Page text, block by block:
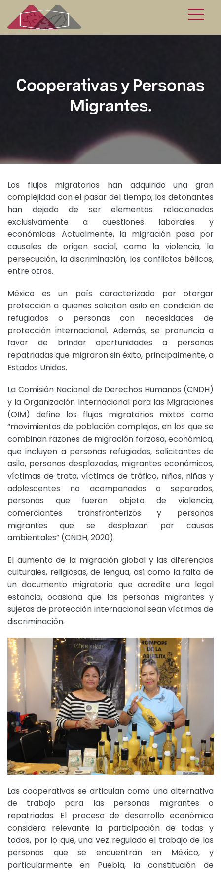
Cooperativas y Personas
Migrantes.
Los flujos migratorios han adquirido una gran
complejidad con el pasar del tiempo; los detonantes
han dejado de ser elementos relacionados
exclusivamente a cuestiones laborales y
económicas. Actualmente, la migración pasa por
causales de origen social, como la violencia, la
persecución, la discriminación, los conflictos bélicos,
entre otros.
México es un país caracterizado por otorgar
protección a quienes solicitan asilo en condición de
refugiados o personas con necesidades de
protección internacional. Además, se pronuncia a
favor de brindar oportunidades a personas
repatriadas que migraron sin éxito, principalmente, a
Estados Unidos.
La Comisión Nacional de Derechos Humanos (CNDH)
y la Organización Internacional para las Migraciones
(OIM) define los flujos migratorios mixtos como
“movimientos de población complejos, en los que se
combinan razones de migración forzosa, económica,
que incluyen a personas refugiadas, solicitantes de
asilo, personas desplazadas, migrantes económicos,
víctimas de trata, víctimas de tráfico, niños, niñas y
adolescentes no acompañados o separados,
personas que fueron objeto de violencia,
comerciantes transfronterizos y personas
migrantes que se desplazan por causas
ambientales” (CNDH, 2020).
El aumento de la migración global y las diferencias
culturales, religiosas, de lengua, así como la falta de
un documento migratorio que acredite una legal
estancia, ocasiona que las personas migrantes y
sujetas de protección internacional sean víctimas de
discriminación.
Las cooperativas se articulan como una alternativa
de trabajo para las personas migrantes o
repatriadas. El proceso de desarrollo económico
considera relevante la participación de todas y
todos, por lo que, una vez regulado el trabajo de las
personas que se encuentran en México, y
particularmente en Puebla, la constitución de